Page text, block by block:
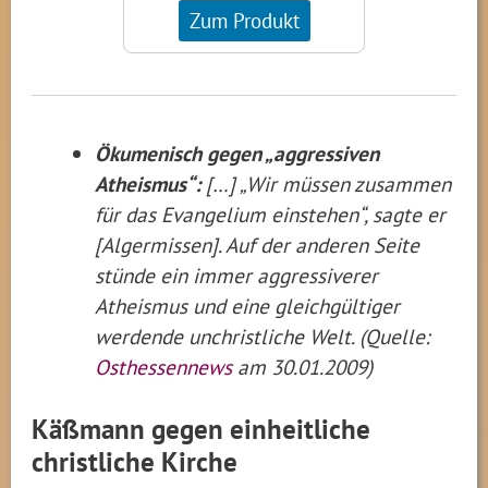
Zum Produkt
Ökumenisch gegen „aggressiven
Atheismus“:[…] „Wir müssen zusammen
für das Evangelium einstehen“, sagte er
[Algermissen]. Auf der anderen Seite
stünde ein immer aggressiverer
Atheismus und eine gleichgültiger
werdende unchristliche Welt. (Quelle:
Osthessennewsam 30.01.2009)
Käßmann gegen einheitliche
christliche Kirche